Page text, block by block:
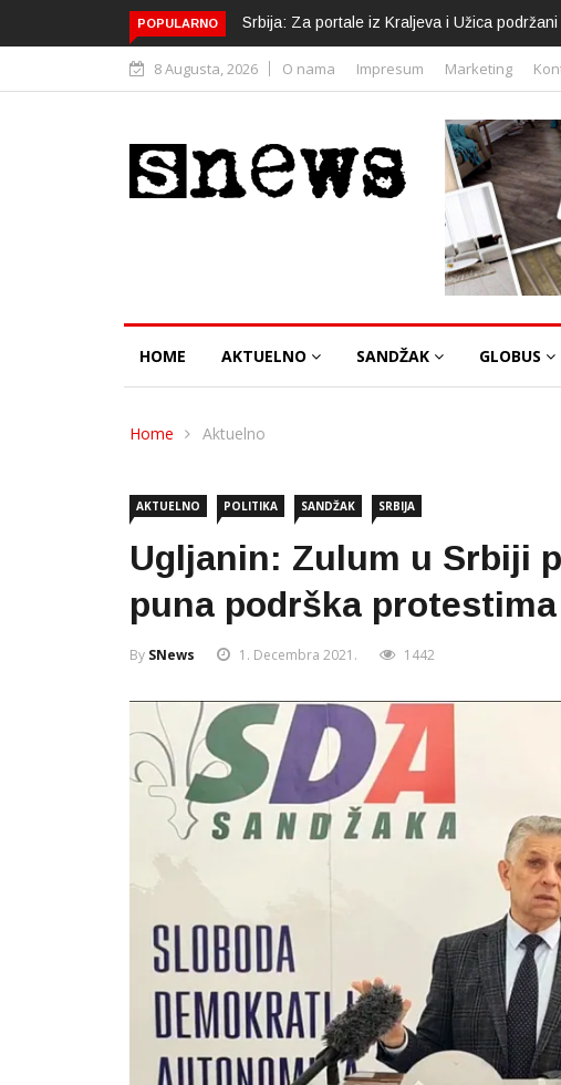
POPULARNO Srbija: Za portale iz Kraljeva i Užica
8 Augusta, 2026 O nama Impresum Marketing
HOME AKTUELNO SANDŽAK GLOBUS
Home Aktuelno
AKTUELNO POLITIKA SANDŽAK SRBIJA
Ugljanin: Zulum u Srbiji
puna podrška
By SNews 1. Decembra 2021. 1442